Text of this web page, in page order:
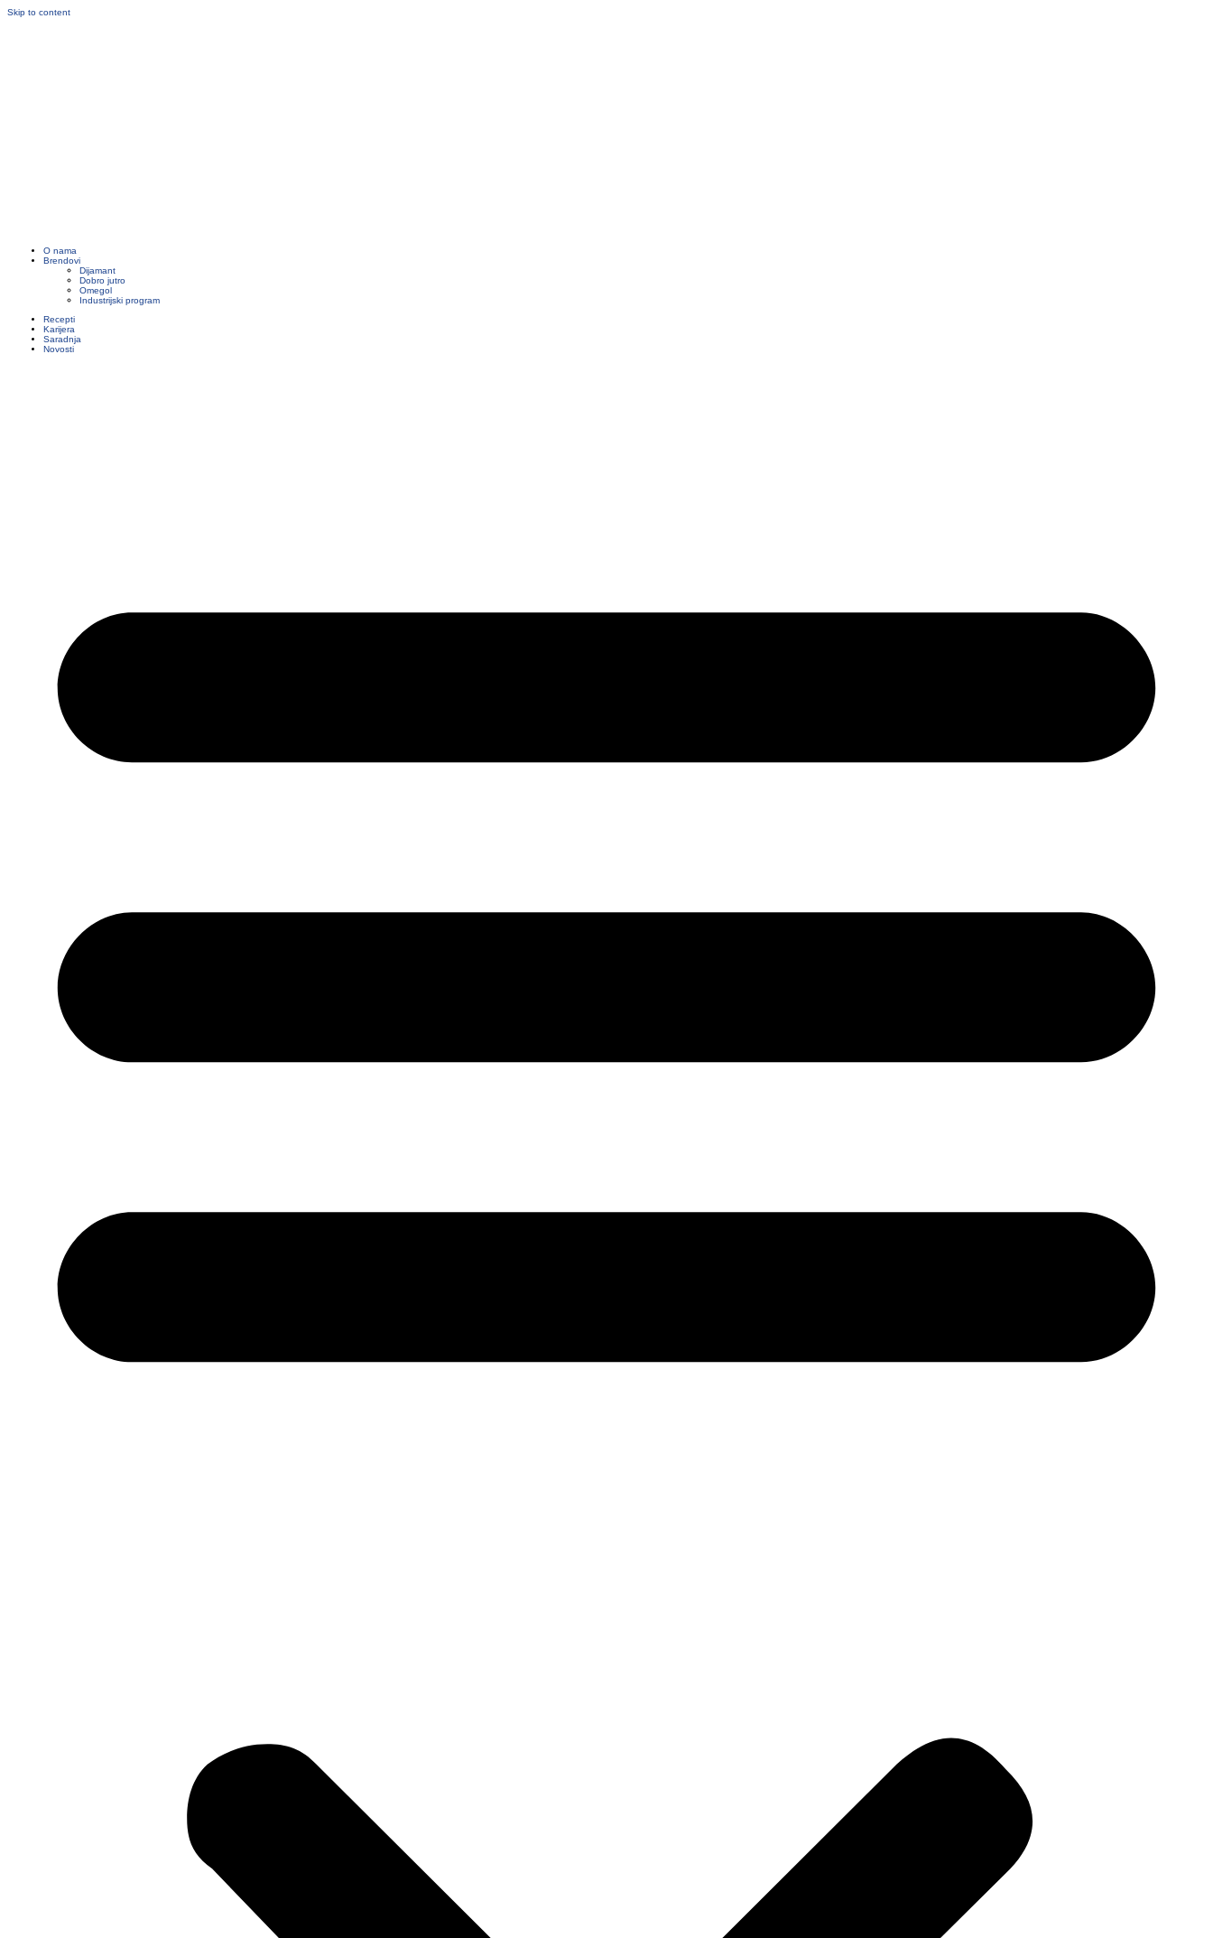
Skip to content
O nama
Brendovi
Dijamant
Dobro jutro
Omegol
Industrijski program
Recepti
Karijera
Saradnja
Novosti